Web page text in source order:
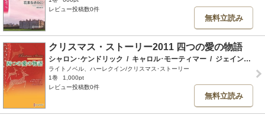
レビュー投稿数0件
無料立読み
クリスマス・ストーリー2011 四つの愛の物語
シャロン･ケンドリック / キャロル･モーティマー / ジェイン･ポーター
ライトノベル、ハーレクイン/クリスマス･ストーリー
1巻
1,000pt
レビュー投稿数0件
無料立読み